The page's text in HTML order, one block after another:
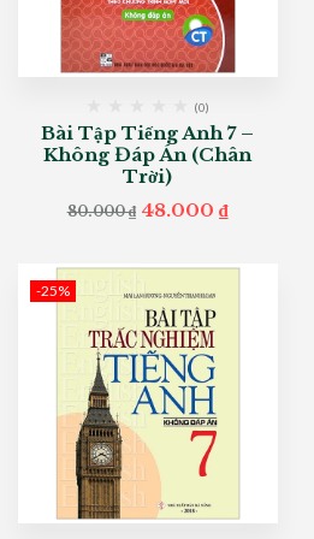
(0)
Bài Tập Tiếng Anh 7 –
Không Đáp Án (Chân
Trời)
80.000₫ Original
80.000 ₫.
48.000 ₫Current
price
48.000
-25%